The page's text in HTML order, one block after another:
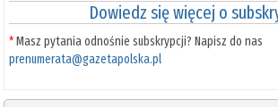
Dowiedz się więcej o
*Masz pytania odnośnie subskrypcji? Napisz do nas
prenumerata@gazetapolska.pl